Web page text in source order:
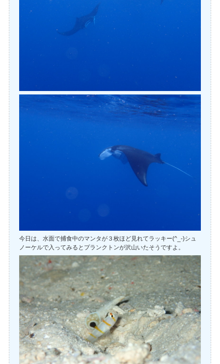
今日は、水面で捕食中のマンタが３枚ほど見れてラッキー(^_-)シュ
ノーケルで入ってみるとプランクトンが沢山いたそうですよ。